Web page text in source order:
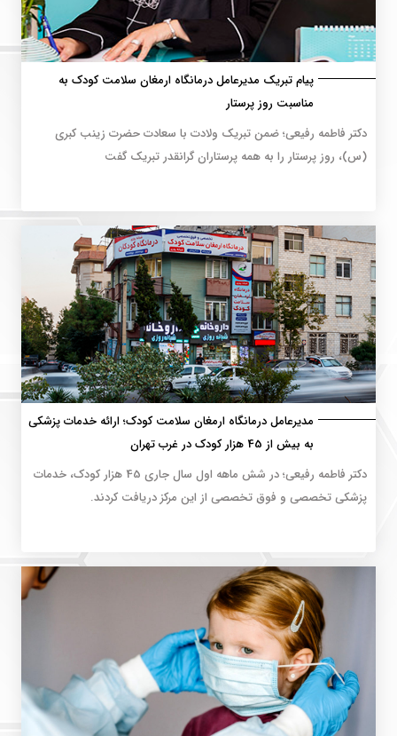
پیام تبریک مدیرعامل درمانگاه ارمغان سلامت کودک به
مناسبت روز پرستار
دکتر فاطمه رفیعی؛ ضمن تبریک ولادت با سعادت حضرت زینب کبری
(س)، روز پرستار را به همه پرستاران گرانقدر تبریک گفت
مدیرعامل درمانگاه ارمغان سلامت کودک؛ ارائه خدمات پزشکی
به بیش از 45 هزار کودک در غرب تهران
دکتر فاطمه رفیعی؛ در شش ماهه اول سال جاری 45 هزار کودک، خدمات
پزشکی تخصصی و فوق تخصصی از این مرکز دریافت کردند.